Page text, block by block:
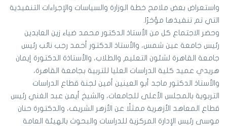
واستعراض بعض ملامح خطة الوزارة والسياسات والإجراءات التنفيذية
التي تم تنفيذها مؤخرًا.
وحضر الاجتماع كل من الأستاذ الدكتور محمد ضياء زين العابدين
رئيس جامعة عين شمس، والأستاذ الدكتور أحمد رجب نائب رئيس
جامعة القاهرة لشئون التعليم والطلاب، والأستاذة الدكتورة إيمان
هريدي عميد كلية الدراسات العليا للتربية بجامعة القاهرة،
والأستاذ الدكتور ماجد أبو العينين أمين لجنة قطاع الدراسات
التربوية بالمجلس الأعلى للجامعات، والشيخ أيمن عبد الغني رئيس
قطاع المعاهد الأزهرية ممثلًا عن الأزهر الشريف، والدكتورة حنان
موسى رئيس الإدارة المركزية للدراسات والبحوث بالهيئة العامة